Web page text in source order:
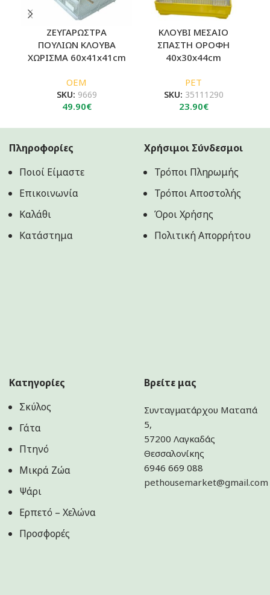
ΖΕΥΓΑΡΩΣΤΡΑ
ΠΟΥΛΙΩΝ ΚΛΟΥΒΑ
ΧΩΡΙΣΜΑ 60x41x41cm
OEM
SKU: 9669
49.90€
ΚΛΟΥΒΙ ΜΕΣΑΙΟ
ΣΠΑΣΤΗ ΟΡΟΦΗ
40x30x44cm
PET
SKU: 35111290
23.90€
Πληροφορίες
Ποιοί Είμαστε
Επικοινωνία
Καλάθι
Κατάστημα
Χρήσιμοι Σύνδεσμοι
Τρόποι Πληρωμής
Τρόποι Αποστολής
Όροι Χρήσης
Πολιτική Aπορρήτου
Κατηγορίες
Σκύλος
Γάτα
Πτηνό
Μικρά Ζώα
Ψάρι
Ερπετό – Χελώνα
Προσφορές
Βρείτε μας
Συνταγματάρχου Ματαπά
5,
57200 Λαγκαδάς
Θεσσαλονίκης
6946 669 088
pethousemarket@gmail.com